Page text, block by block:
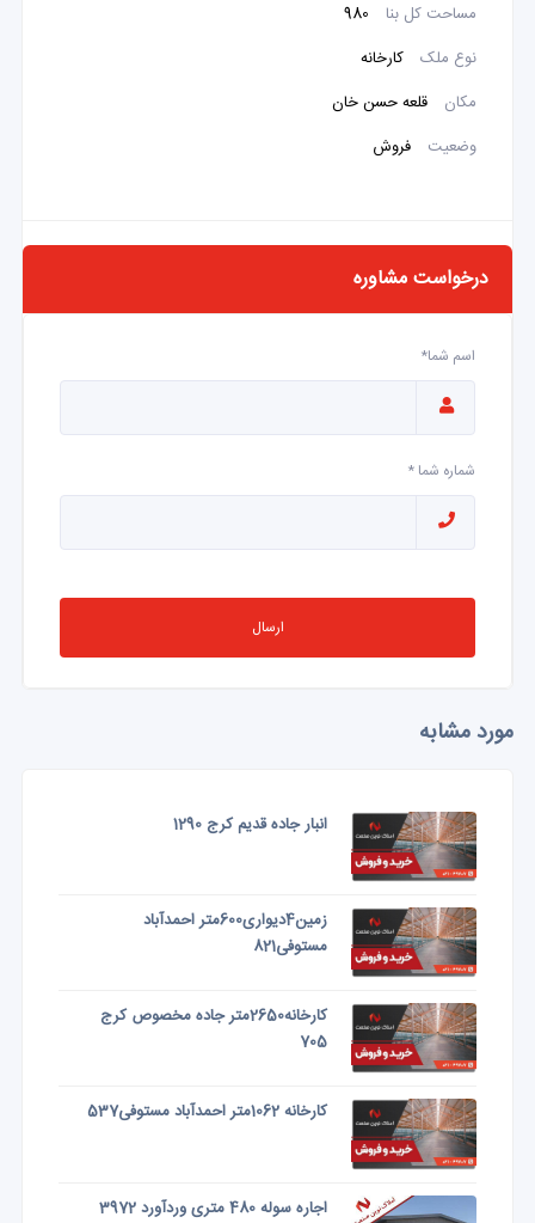
مساحت کل بنا
نوع ملک
کارخانه
مکان
قلعه حسن خان
وضعیت
فروش
درخواست مشاوره
اسم شما*
شماره شما *
ارسال
مورد مشابه
انبار جاده قدیم کرج 1290
زمین4دیواری600متر احمدآباد
مستوفی821
کارخانه2650متر جاده مخصوص کرج
705
کارخانه 1062متر احمدآباد مستوفی537
اجاره سوله 480 متری وردآورد 3972